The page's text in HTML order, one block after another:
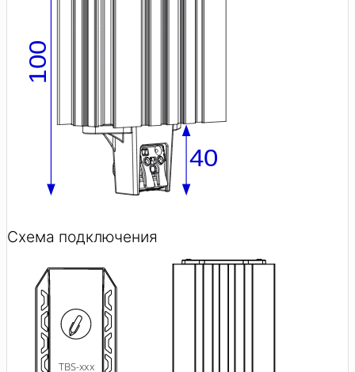
Схема подключения